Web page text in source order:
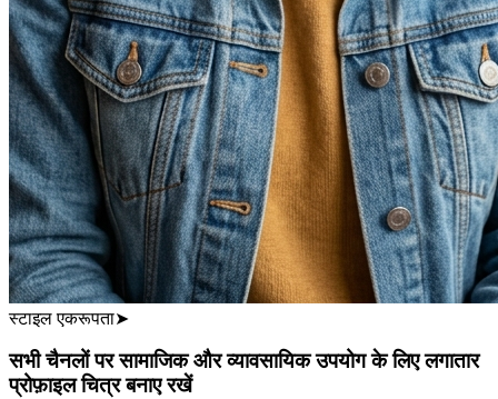
स्टाइल एकरूपता➤
सभी चैनलों पर सामाजिक और व्यावसायिक उपयोग के लिए लगातार
प्रोफ़ाइल चित्र बनाए रखें